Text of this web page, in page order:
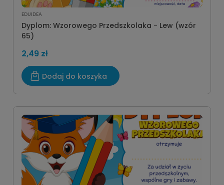
EDUIDEA
Dyplom: Wzorowego Przedszkolaka - Lew (wzór
65)
2,49 zł
Dodaj do koszyka